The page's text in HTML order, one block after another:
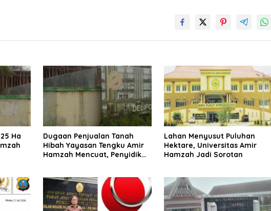
Ha
Dugaan Penjualan Tanah
Hibah Yayasan Tengku Amir
Hamzah Mencuat, Penyidik
Lahan Menyusut Puluhan
Hektare, Universitas Amir
Hamzah Jadi Sorotan